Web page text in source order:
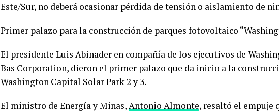
Este/Sur, no deberá ocasionar pérdida de tensión o aislamiento de
Primer palazo para la construcción de parques fotovoltaico
El presidente Luis Abinader en compañía de los ejecutivos de
Bas Corporation, dieron el primer palazo que da inicio a la
Washington Capital Solar Park 2 y 3.
El ministro de Energía y Minas,Antonio Almonte, resaltó el empuje